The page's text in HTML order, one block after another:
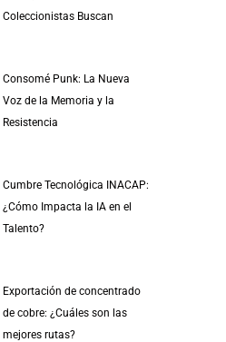
Coleccionistas Buscan
Consomé Punk: La Nueva
Voz de la Memoria y la
Resistencia
Cumbre Tecnológica INACAP:
¿Cómo Impacta la IA en el
Talento?
Exportación de concentrado
de cobre: ¿Cuáles son las
mejores rutas?